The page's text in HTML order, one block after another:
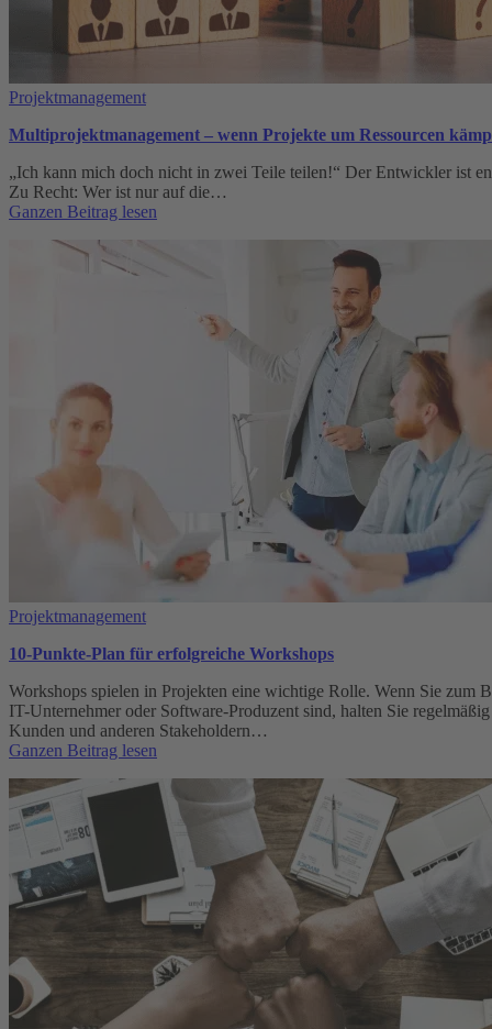
Projektmanagement
Multiprojektmanagement – wenn Projekte um Ressourcen
„Ich kann mich doch nicht in zwei Teile teilen!“ Der Entwickler ist
Zu Recht: Wer ist nur auf die…
Ganzen Beitrag lesen
Ressourcen
Projektmanagement
10-Punkte-Plan für erfolgreiche Workshops
Workshops spielen in Projekten eine wichtige Rolle. Wenn Sie zum
IT-Unternehmer oder Software-Produzent sind, halten Sie
Kunden und anderen Stakeholdern…
Ganzen Beitrag lesen
Punkte-
Plan
für
erfolgreiche
Workshops